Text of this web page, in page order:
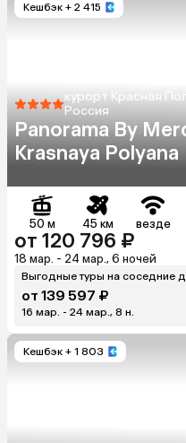
Кешбэк + 2 415
курорт Красная
Россия
Panorama By
Krasnaya Polyana
50 м 45 км везде
от 120 796 ₽
18 мар. - 24 мар., 6 ночей
Выгодные туры на соседние
от 139 597 ₽
16 мар. - 24 мар., 8 н.
Кешбэк + 1 803